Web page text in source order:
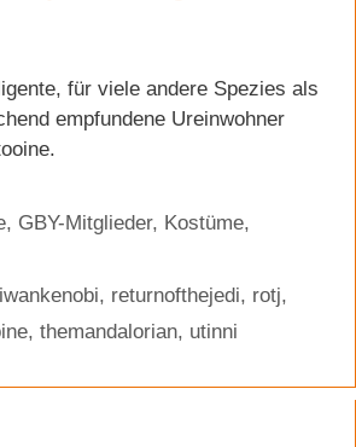
für viele andere Spezies als
empfundene Ureinwohner
, GBY-Mitglieder, Kostüme,
, returnofthejedi, rotj,
, themandalorian, utinni